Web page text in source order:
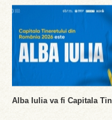
Alba Iulia va fi Capitala